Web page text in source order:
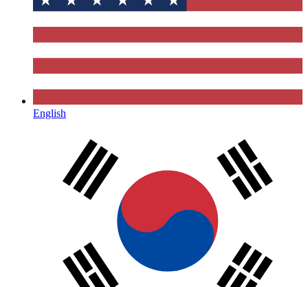
English